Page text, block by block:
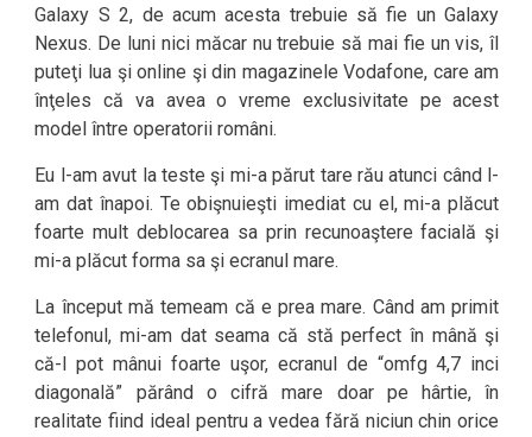
Galaxy S 2, de acum acesta trebuie să fie un Galaxy
Nexus. De luni nici măcar nu trebuie să mai fie un vis, îl
puteţi lua şi online şi din magazinele Vodafone, care am
înţeles că va avea o vreme exclusivitate pe acest
model între operatorii români.
Eu l-am avut la teste şi mi-a părut tare rău atunci când l-
am dat înapoi. Te obişnuieşti imediat cu el, mi-a plăcut
foarte mult deblocarea sa prin recunoaştere facială şi
mi-a plăcut forma sa şi ecranul mare.
La început mă temeam că e prea mare. Când am primit
telefonul, mi-am dat seama că stă perfect în mână şi
că-l pot mânui foarte uşor, ecranul de “omfg 4,7 inci
diagonală” părând o cifră mare doar pe hârtie, în
realitate fiind ideal pentru a vedea fără niciun chin orice